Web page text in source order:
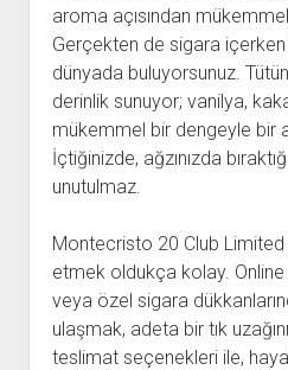
aroma açısından
Gerçekten de sigara
dünyada buluyorsunuz.
derinlik sunuyor; vanilya,
mükemmel bir dengeyle bir
İçtiğinizde, ağzınızda
unutulmaz.
Montecristo 20 Club
etmek oldukça kolay.
veya özel sigara
ulaşmak, adeta bir tık
teslimat seçenekleri ile,